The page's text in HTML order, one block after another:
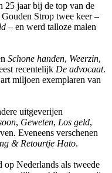
25 jaar bij de top van de
Strop twee keer –
– en werd talloze malen
Schone handen, Weerzin,
recentelijk De advocaat.
miljoen exemplaren van
uitgeverijen
, Geweten, Los geld,
Eveneens verschenen
& Retourtje Hato.
op Nederlands als tweede